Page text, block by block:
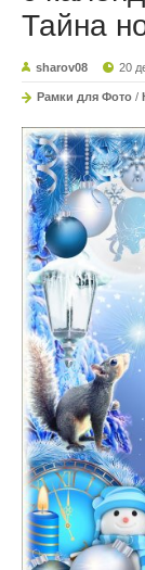
Тайна
sharov08 20
Рамки для Фото /